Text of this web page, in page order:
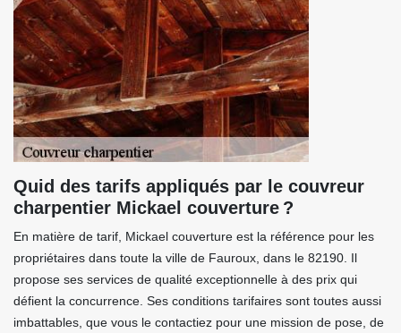
Quid des tarifs appliqués par le couvreur
charpentier Mickael couverture ?
En matière de tarif, Mickael couverture est la référence pour les
propriétaires dans toute la ville de Fauroux, dans le 82190. Il
propose ses services de qualité exceptionnelle à des prix qui
défient la concurrence. Ses conditions tarifaires sont toutes aussi
imbattables, que vous le contactiez pour une mission de pose, de